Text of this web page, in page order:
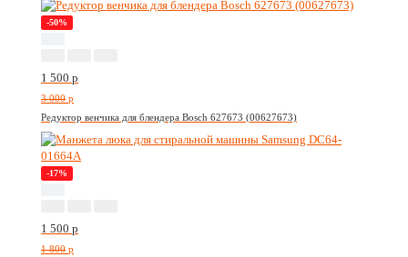
-50%
1 500 p
3 000 p
Редуктор венчика для блендера Bosch 627673 (00627673)
-17%
1 500 p
1 800 p